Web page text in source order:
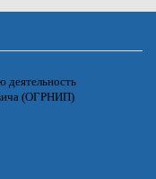
деятельность
(ОГРНИП)